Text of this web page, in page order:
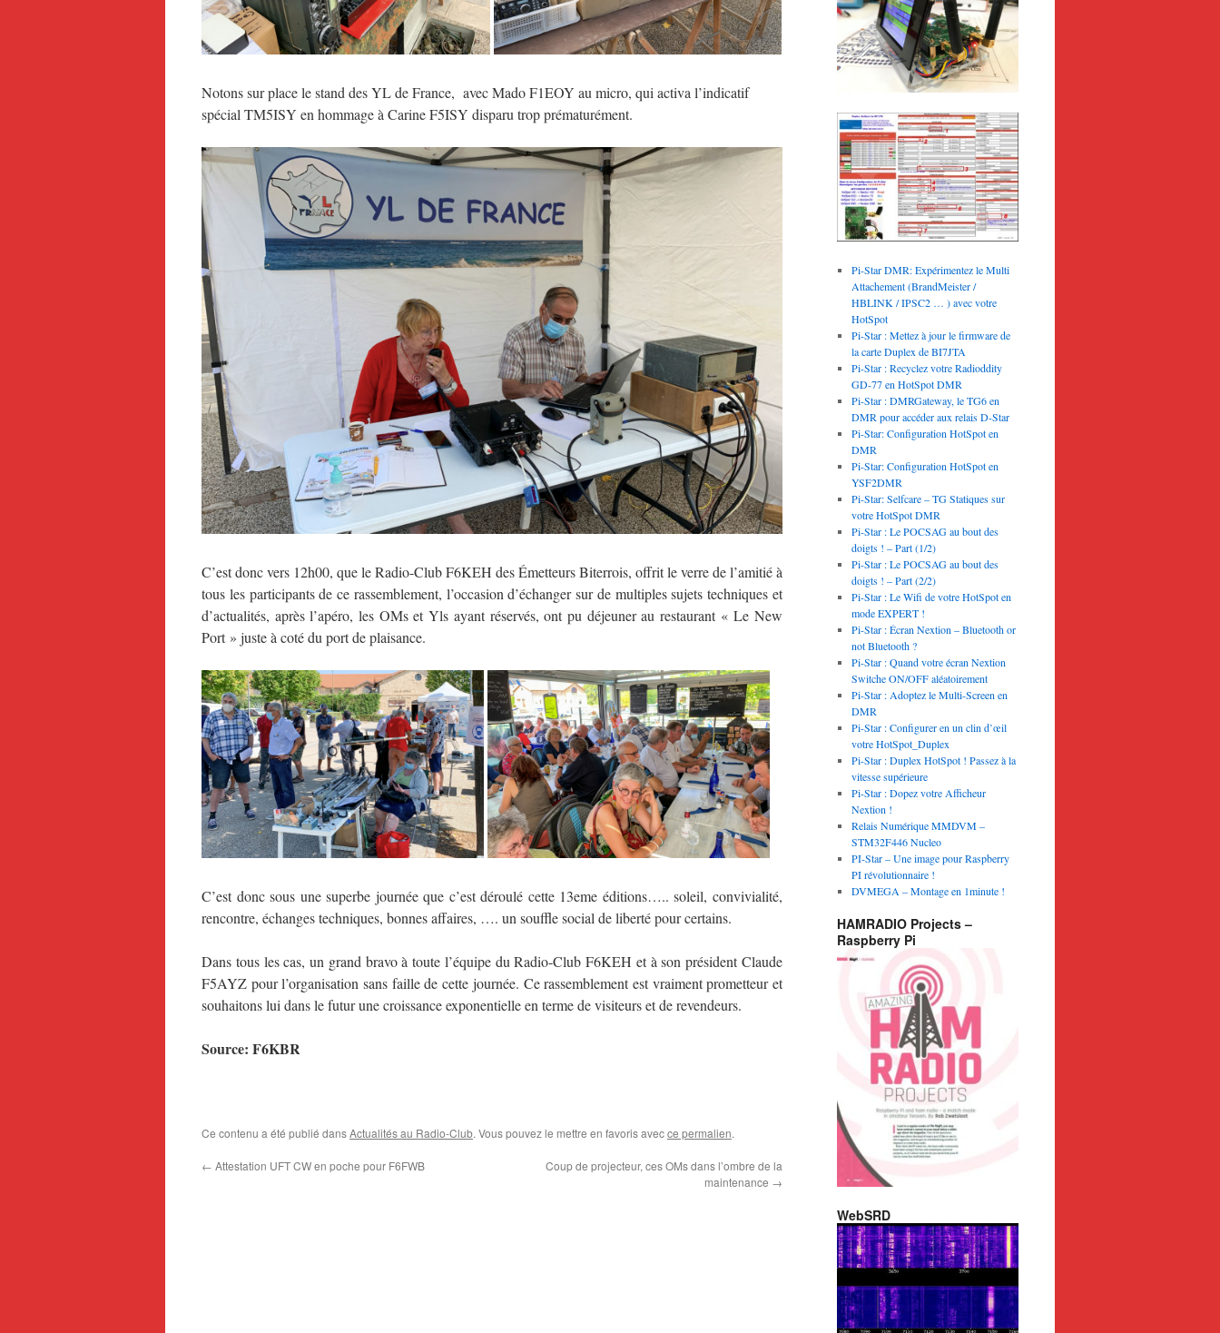
Notons sur place le stand des YL de France, avec Mado F1EOY au micro, qui activa l’indicatif
spécial TM5ISY en hommage à Carine F5ISY disparu trop prématurément.
C’est donc vers 12h00, que le Radio-Club F6KEH des Émetteurs Biterrois, offrit le verre de l’amitié à
tous les participants de ce rassemblement, l’occasion d’échanger sur de multiples sujets techniques et
d’actualités, après l’apéro, les OMs et Yls ayant réservés, ont pu déjeuner au restaurant « Le New
Port » juste à coté du port de plaisance.
C’est donc sous une superbe journée que c’est déroulé cette 13eme éditions….. soleil, convivialité,
rencontre, échanges techniques, bonnes affaires, …. un souffle social de liberté pour certains.
Dans tous les cas, un grand bravo à toute l’équipe du Radio-Club F6KEH et à son président Claude
F5AYZ pour l’organisation sans faille de cette journée. Ce rassemblement est vraiment prometteur et
souhaitons lui dans le futur une croissance exponentielle en terme de visiteurs et de revendeurs.
Source: F6KBR
Ce contenu a été publié dansActualités au Radio-Club. Vous pouvez le mettre en favoris avecce permalien.
← Attestation UFT CW en poche pour F6FWB
Coup de projecteur, ces OMs dans l’ombre de la
maintenance →
Pi-Star DMR: Expérimentez le Multi
Attachement (BrandMeister /
HBLINK / IPSC2 … ) avec votre
HotSpot
Pi-Star : Mettez à jour le firmware de
la carte Duplex de BI7JTA
Pi-Star : Recyclez votre Radioddity
GD-77 en HotSpot DMR
Pi-Star : DMRGateway, le TG6 en
DMR pour accéder aux relais D-Star
Pi-Star: Configuration HotSpot en
DMR
Pi-Star: Configuration HotSpot en
YSF2DMR
Pi-Star: Selfcare – TG Statiques sur
votre HotSpot DMR
Pi-Star : Le POCSAG au bout des
doigts ! – Part (1/2)
Pi-Star : Le POCSAG au bout des
doigts ! – Part (2/2)
Pi-Star : Le Wifi de votre HotSpot en
mode EXPERT !
Pi-Star : Écran Nextion – Bluetooth or
not Bluetooth ?
Pi-Star : Quand votre écran Nextion
Switche ON/OFF aléatoirement
Pi-Star : Adoptez le Multi-Screen en
DMR
Pi-Star : Configurer en un clin d’œil
votre HotSpot_Duplex
Pi-Star : Duplex HotSpot ! Passez à la
vitesse supérieure
Pi-Star : Dopez votre Afficheur
Nextion !
Relais Numérique MMDVM –
STM32F446 Nucleo
PI-Star – Une image pour Raspberry
PI révolutionnaire !
DVMEGA – Montage en 1minute !
HAMRADIO Projects –
Raspberry Pi
WebSRD